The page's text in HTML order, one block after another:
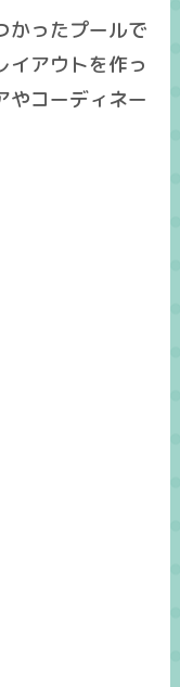
かったプールで
イアウトを作っ
やコーディネー